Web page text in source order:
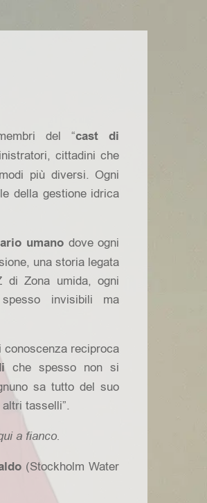
del “cast di
cittadini che
più diversi. Ogni
della gestione idrica
umano dove ogni
una storia legata
di Zona umida, ogni
invisibili ma
conoscenza reciproca
che spesso non si
sa tutto del suo
tasselli”.
a fianco.
(Stockholm Water